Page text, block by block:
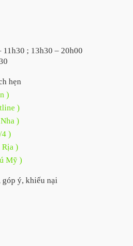
; 13h30 – 20h00
hẹn
)
)
)
4 )
Rịa )
Mỹ )
góp ý, khiếu nại